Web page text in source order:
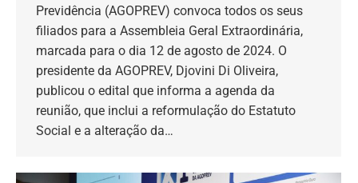
Previdência (AGOPREV) convoca todos os seus
filiados para a Assembleia Geral Extraordinária,
marcada para o dia 12 de agosto de 2024. O
presidente da AGOPREV, Djovini Di Oliveira,
publicou o edital que informa a agenda da
reunião, que inclui a reformulação do Estatuto
Social e a alteração da…